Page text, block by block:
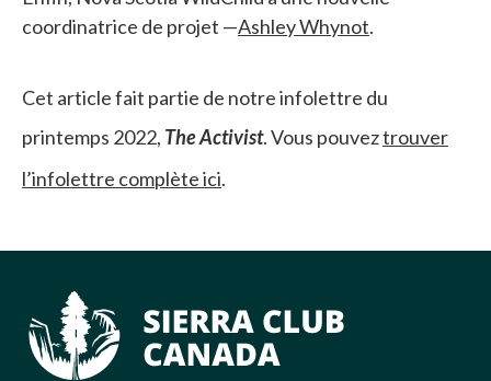
coordinatrice de projet —Ashley Whynot.
Cet article fait partie de notre infolettre du
printemps 2022, The Activist. Vous pouveztrouver
l’infolettre complète ici.